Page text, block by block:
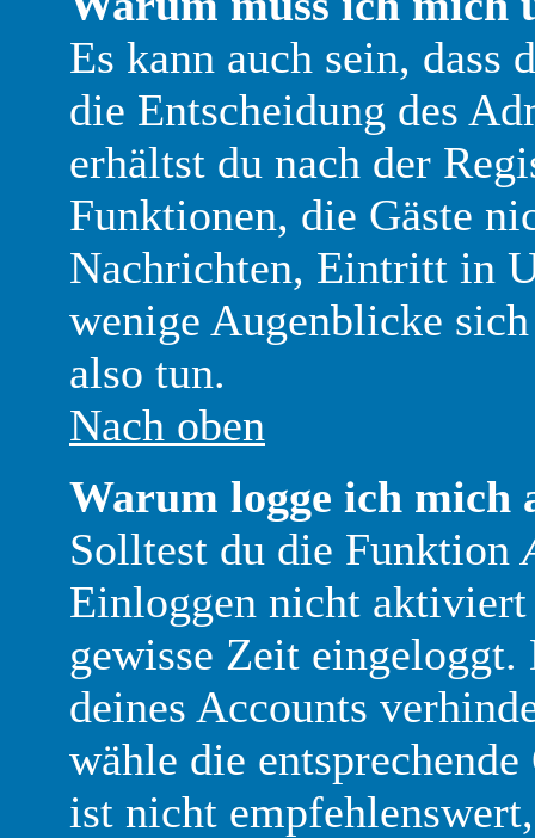
Es kann auch sein, dass
die Entscheidung des
erhältst du nach der
Funktionen, die Gäste
Nachrichten, Eintritt in
wenige Augenblicke
also tun.
Nach oben
Warum logge ich mich
Solltest du die Funktion
Einloggen nicht
gewisse Zeit
deines Accounts
wähle die
ist nicht